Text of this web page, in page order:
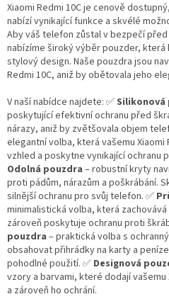
Xiaomi Redmi 10C je cenově
nabízí vynikající funkce a skvélé
Aby váš telefon zůstal v bezpečí
nabízíme široký výběr pouzder, která
stylový design. Naše pouzdra jsou
Redmi 10C, aniž by obětovala jeho
V naší nabídce najdete: ✅Silikonová
poskytující efektivní ochranu před
nárazy, aniž by zvětšovala objem
elegantní volba, která vašemu
vzhled a poskytne vynikající ochranu
Odolná pouzdra – robustní kryty
proti pádům, nárazům a poškrábání.
silnější ochranu pro svůj telefon. ✅
minimalistická volba, která
zároveň poskytuje ochranu proti
pouzdra – praktická volba s
obsahovat přihrádky na karty a
pohodlné použití. ✅ Designová
vzory a barvami, které dodají vašemu
a zároveň ho ochrání.